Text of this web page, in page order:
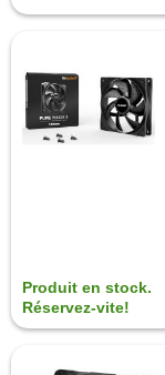
Produit en stock.
Réservez-vite!